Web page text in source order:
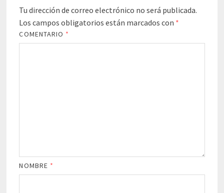
Tu dirección de correo electrónico no será publicada.
Los campos obligatorios están marcados con *
COMENTARIO *
NOMBRE *